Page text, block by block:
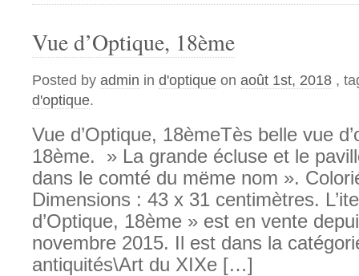
Vue d’Optique, 18ème
Posted by admin in d'optique on août 1st, 2018 ,
d'optique.
Vue d’Optique, 18èmeTès belle vue
18ème. » La grande écluse et le
dans le comté du mëme nom ».
Dimensions : 43 x 31 centimètres.
d’Optique, 18ème » est en vente
novembre 2015. Il est dans la
antiquités\Art du XIXe […]